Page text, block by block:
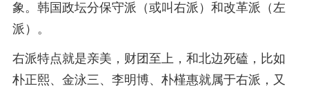
象。韩国政坛分保守派（或叫右派）和改革派（左
派）。
右派特点就是亲美，财团至上，和北边死磕，比如
朴正熙、金泳三、李明博、朴槿惠就属于右派，又